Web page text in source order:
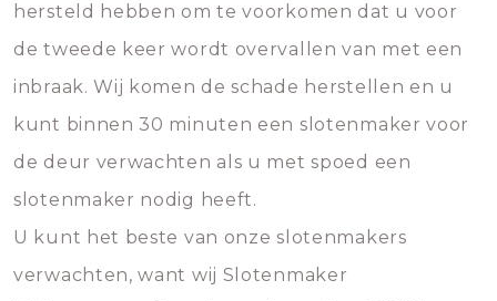
hersteld hebben om te voorkomen dat u voor
de tweede keer wordt overvallen van met een
inbraak. Wij komen de schade herstellen en u
kunt binnen 30 minuten een slotenmaker voor
de deur verwachten als u met spoed een
slotenmaker nodig heeft.
U kunt het beste van onze slotenmakers
verwachten, want wij Slotenmaker